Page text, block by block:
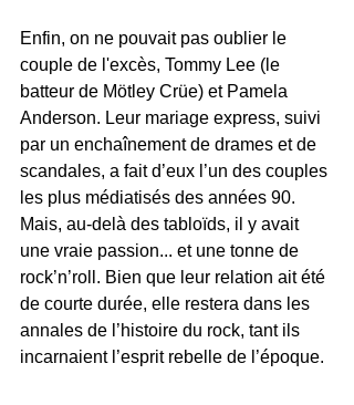
Enfin, on ne pouvait pas oublier le
couple de l'excès, Tommy Lee (le
batteur de Mötley Crüe) et Pamela
Anderson. Leur mariage express, suivi
par un enchaînement de drames et de
scandales, a fait d’eux l’un des couples
les plus médiatisés des années 90.
Mais, au-delà des tabloïds, il y avait
une vraie passion... et une tonne de
rock’n’roll. Bien que leur relation ait été
de courte durée, elle restera dans les
annales de l’histoire du rock, tant ils
incarnaient l’esprit rebelle de l’époque.